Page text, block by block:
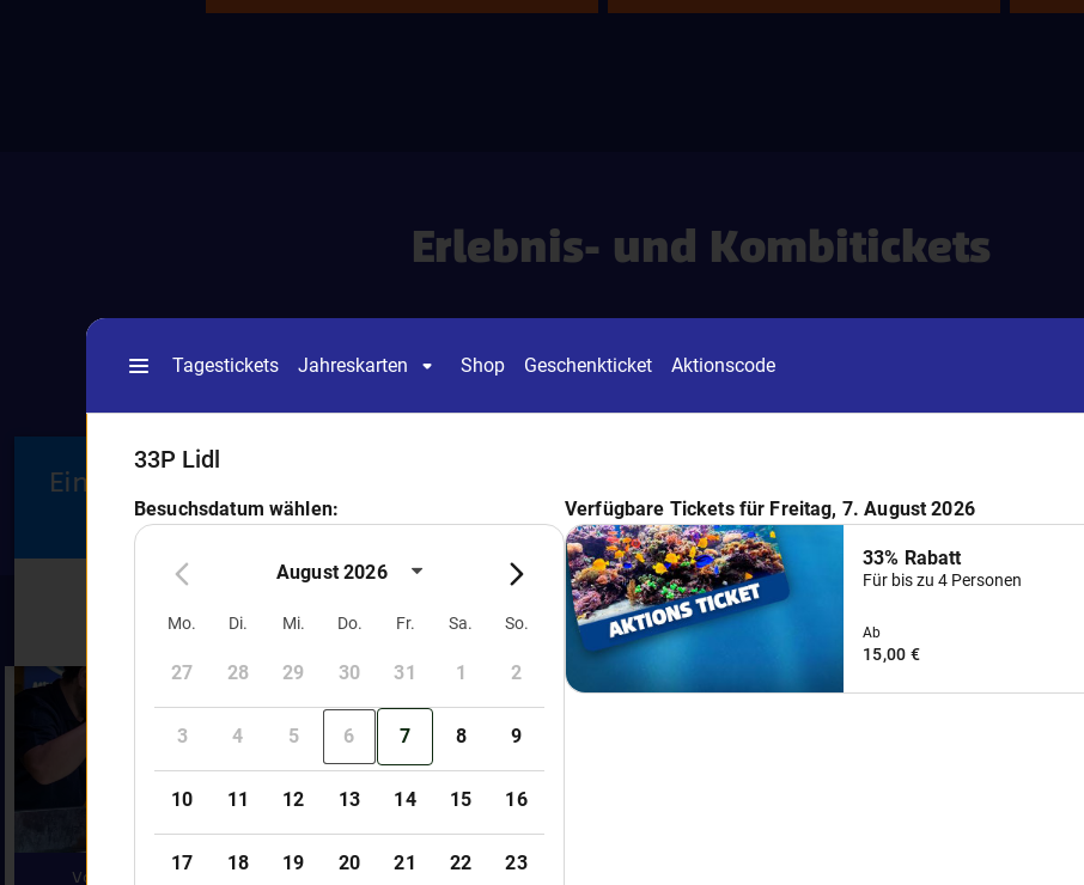
Erlebnis- und Kombitickets
Eintrittsticket + Behind
the Scenes Tour
Online ab
28€
Vorbuchen und bis zu 20% sparen
Tropeninsel
Online
42,50€
Online
32,50€
pro Kind (2-14)
Therme Erding
Online
49,90€